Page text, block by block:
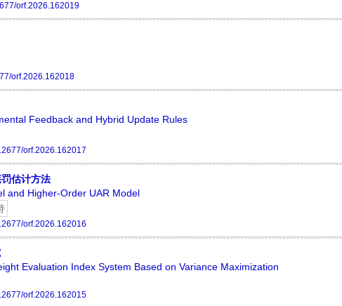
orf.2026.162019
orf.2026.162018
Feedback and Hybrid Update Rules
orf.2026.162017
估计方法
and Higher-Order UAR Model
orf.2026.162016
Evaluation Index System Based on Variance Maximization
orf.2026.162015